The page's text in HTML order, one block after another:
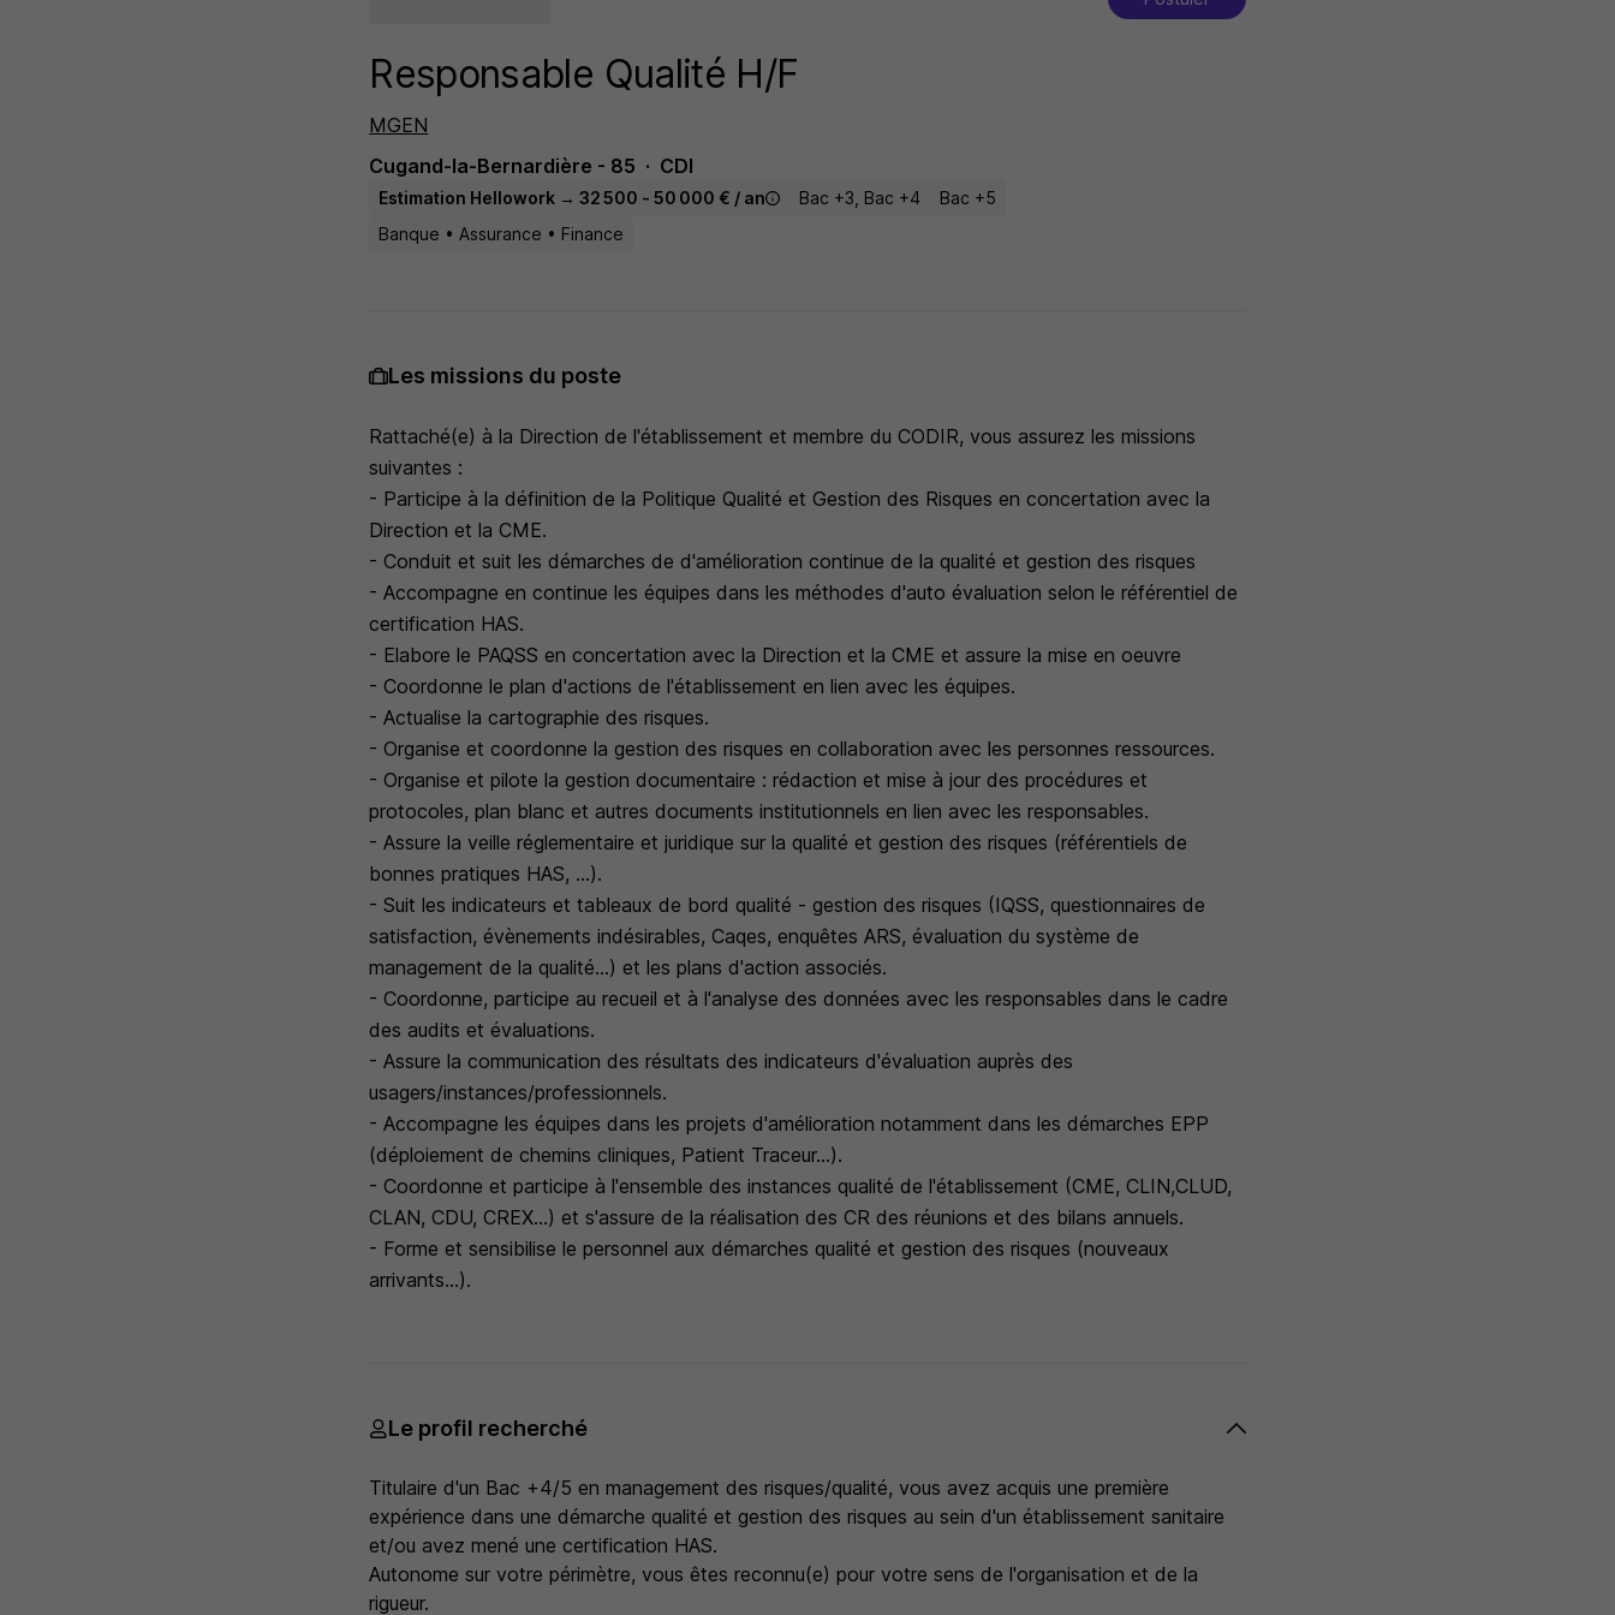
Responsable Qualité H/F
MGEN
Cugand-la-Bernardière - 85
CDI
Estimation Hellowork → 32 500 - 50 000 € / an Bac +3, Bac +4
Bac +5
Banque • Assurance • Finance
Les missions du poste
Rattaché(e) à la Direction de l'établissement et membre du CODIR, vous assurez les missions
suivantes :
- Participe à la définition de la Politique Qualité et Gestion des Risques en concertation avec la
Direction et la CME.
- Conduit et suit les démarches de d'amélioration continue de la qualité et gestion des risques
- Accompagne en continue les équipes dans les méthodes d'auto évaluation selon le référentiel de
certification HAS.
- Elabore le PAQSS en concertation avec la Direction et la CME et assure la mise en oeuvre
- Coordonne le plan d'actions de l'établissement en lien avec les équipes.
- Actualise la cartographie des risques.
- Organise et coordonne la gestion des risques en collaboration avec les personnes ressources.
- Organise et pilote la gestion documentaire : rédaction et mise à jour des procédures et
protocoles, plan blanc et autres documents institutionnels en lien avec les responsables.
- Assure la veille réglementaire et juridique sur la qualité et gestion des risques (référentiels de
bonnes pratiques HAS, ...).
- Suit les indicateurs et tableaux de bord qualité - gestion des risques (IQSS, questionnaires de
satisfaction, évènements indésirables, Caqes, enquêtes ARS, évaluation du système de
management de la qualité...) et les plans d'action associés.
- Coordonne, participe au recueil et à l'analyse des données avec les responsables dans le cadre
des audits et évaluations.
- Assure la communication des résultats des indicateurs d'évaluation auprès des
usagers/instances/professionnels.
- Accompagne les équipes dans les projets d'amélioration notamment dans les démarches EPP
(déploiement de chemins cliniques, Patient Traceur...).
- Coordonne et participe à l'ensemble des instances qualité de l'établissement (CME, CLIN,CLUD,
CLAN, CDU, CREX...) et s'assure de la réalisation des CR des réunions et des bilans annuels.
- Forme et sensibilise le personnel aux démarches qualité et gestion des risques (nouveaux
arrivants...).
Le profil recherché
Titulaire d'un Bac +4/5 en management des risques/qualité, vous avez acquis une première
expérience dans une démarche qualité et gestion des risques au sein d'un établissement sanitaire
et/ou avez mené une certification HAS.
Autonome sur votre périmètre, vous êtes reconnu(e) pour votre sens de l'organisation et de la
rigueur.